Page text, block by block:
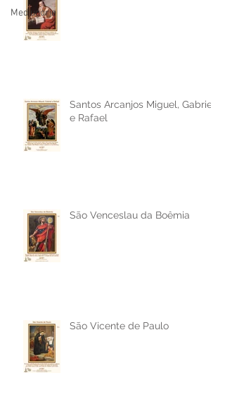
Medjugorje
Santos Arcanjos Miguel, Gabriel
e Rafael
São Venceslau da Boêmia
São Vicente de Paulo